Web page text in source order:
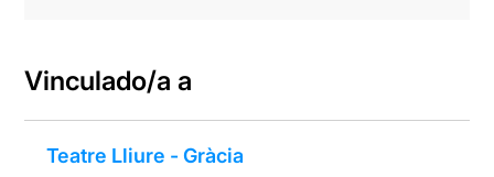
Vinculado/a a
Teatre Lliure - Gràcia